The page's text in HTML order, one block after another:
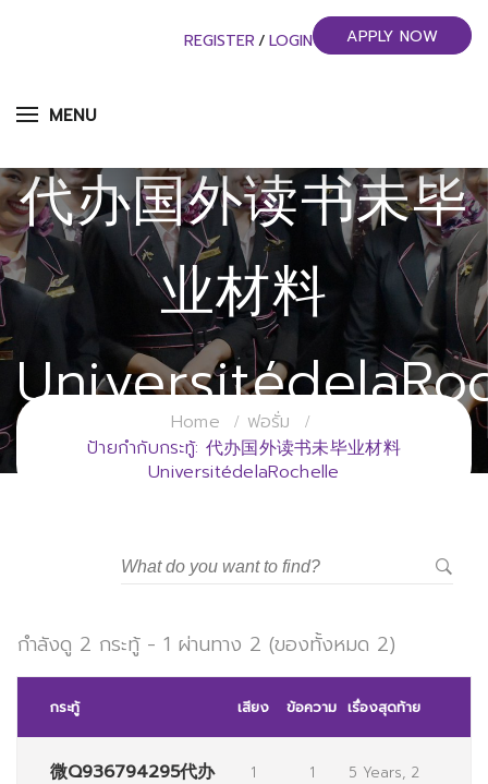
MENU
REGISTER / LOGIN APPLY NOW
代办国外读书未毕
业材料
วิทยาลัยการจัดการอุตสาหกรรมบริการ
มหาวิทยาลัยราชภัฏสวนสุนันทา
Home
ฟอรั่ม
ป้ายกำกับกระทู้: 代办国外读书未毕业材料
UniversitédelaRochelle
กำลังดู 2 กระทู้ - 1 ผ่านทาง 2 (ของทั้งหมด 2)
กระทู้ เสียง ข้อความ เรื่องสุดท้าย
微Q936794295代办
1 1
5 Years, 2